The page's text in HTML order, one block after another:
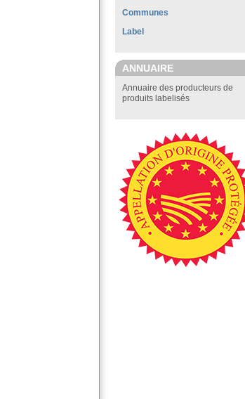
Communes
Label
ANNUAIRE
Annuaire des producteurs de
produits labelisés